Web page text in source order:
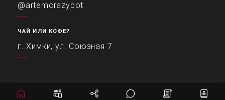
@artemcrazybot
ЧАЙ ИЛИ КОФЕ?
г. Химки, ул. Союзная 7